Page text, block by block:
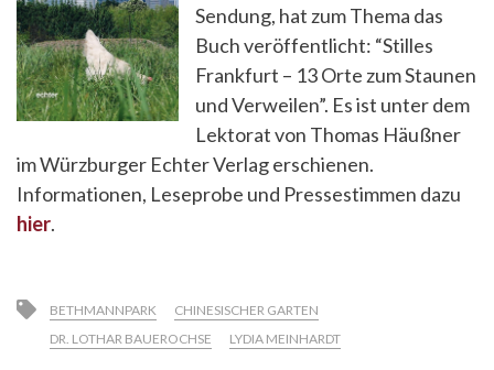
Sendung, hat zum Thema das
Buch veröffentlicht: “Stilles
Frankfurt – 13 Orte zum Staunen
und Verweilen”. Es ist unter dem
Lektorat von Thomas Häußner
im Würzburger Echter Verlag erschienen.
Informationen, Leseprobe und Pressestimmen dazu
hier.
BETHMANNPARK
CHINESISCHER GARTEN
DR. LOTHAR BAUEROCHSE
LYDIA MEINHARDT